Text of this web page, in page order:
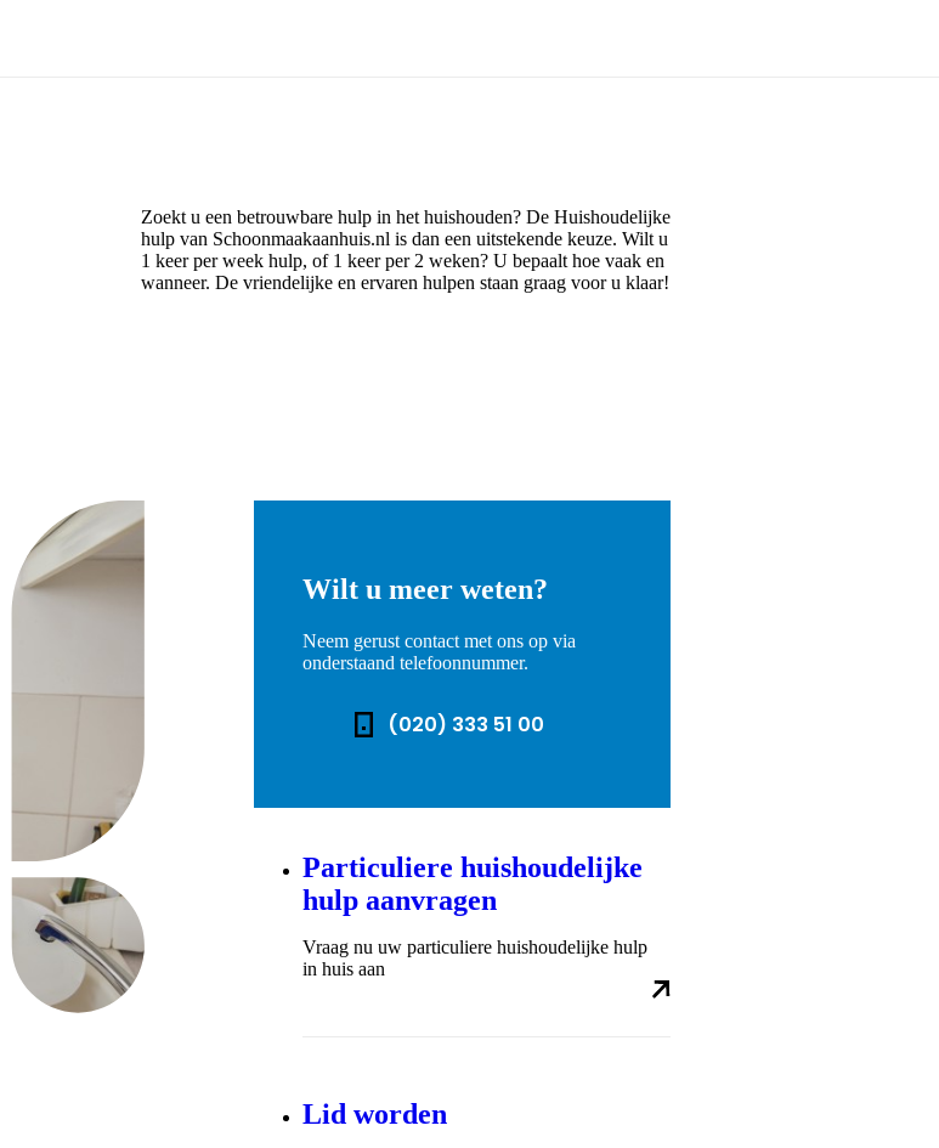
Zoekt u een betrouwbare hulp in het huishouden? De Huishoudelijke
hulp van Schoonmaakaanhuis.nl is dan een uitstekende keuze. Wilt u
1 keer per week hulp, of 1 keer per 2 weken? U bepaalt hoe vaak en
wanneer. De vriendelijke en ervaren hulpen staan graag voor u klaar!
Wilt u meer weten?
Neem gerust contact met ons op via
onderstaand telefoonnummer.
Telefoonnummer
(020) 333 51 00
Particuliere huishoudelijke
hulp aanvragen
Vraag nu uw particuliere huishoudelijke hulp
in huis aan
Lid worden